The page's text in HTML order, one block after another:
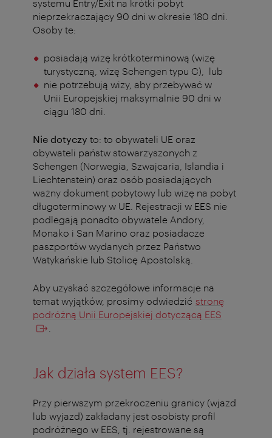
systemu Entry/Exit na krótki pobyt
nieprzekraczający 90 dni w okresie 180 dni.
Osoby te:
posiadają wizę krótkoterminową (wizę
turystyczną, wizę Schengen typu C),
lub
nie potrzebują wizy, aby przebywać w
Unii Europejskiej maksymalnie 90 dni w
ciągu 180 dni.
Nie dotyczy to: to obywateli UE oraz
obywateli państw stowarzyszonych z
Schengen (Norwegia, Szwajcaria, Islandia i
Liechtenstein) oraz osób posiadających
ważny dokument pobytowy lub wizę na pobyt
długoterminowy w UE. Rejestracji w EES nie
podlegają ponadto obywatele Andory,
Monako i San Marino oraz posiadacze
paszportów wydanych przez Państwo
Watykańskie lub Stolicę Apostolską.
Aby uzyskać szczegółowe informacje na
temat wyjątków, prosimy odwiedzić stronę
podróżną Unii Europejskiej dotyczącą EES
Jak działa system EES?
Przy pierwszym przekroczeniu granicy (wjazd
lub wyjazd) zakładany jest osobisty profil
podróżnego w EES, tj. rejestrowane są